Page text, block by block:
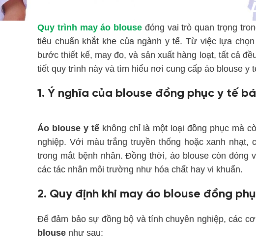
QUY TRÌNH
Quy trình may áo blouse đóng vai trò quan trọng
tiêu chuẩn khắt khe của ngành y tế. Từ việc lựa
bước thiết kế, may đo, và sản xuất hàng loạt, tất cả
tiết quy trình này và tìm hiểu nơi cung cấp áo blouse y
1. Ý nghĩa của blouse đồng phục y tế
Áo blouse y tếkhông chỉ là một loại đồng phục mà
nghiệp. Với màu trắng truyền thống hoặc xanh
trong mắt bệnh nhân. Đồng thời, áo blouse còn đóng
các tác nhân môi trường như hóa chất hay vi khuẩn.
2. Quy định khi may áo blouse đồng
Để đảm bảo sự đồng bộ và tính chuyên nghiệp, các
blouse như sau: